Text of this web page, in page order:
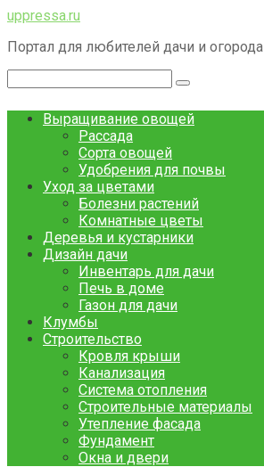
Перейти
контенту
uppressa.ru
Портал для любителей дачи и огорода
Выращивание овощей
Рассада
Сорта овощей
Удобрения для почвы
Уход за цветами
Болезни растений
Комнатные цветы
Деревья и кустарники
Дизайн дачи
Инвентарь для дачи
Печь в доме
Газон для дачи
Клумбы
Строительство
Кровля крыши
Канализация
Система отопления
Строительные материалы
Утепление фасада
Фундамент
Окна и двери